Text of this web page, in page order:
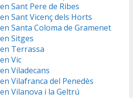
Sant Pere de Ribes
Sant Vicenç dels Horts
Santa Coloma de Gramenet
Sitges
Terrassa
Vic
Viladecans
Vilafranca del Penedès
Vilanova i la Geltrú